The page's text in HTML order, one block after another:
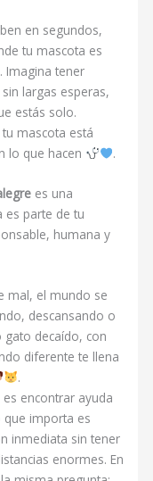
en segundos,
tu mascota es
Imagina tener
largas esperas,
estás solo.
mascota está
lo que hacen
.
es una
es parte de tu
humana y
mal, el mundo se
descansando o
decaído, con
diferente te llena
.
encontrar ayuda
que importa es
inmediata sin tener
enormes. En